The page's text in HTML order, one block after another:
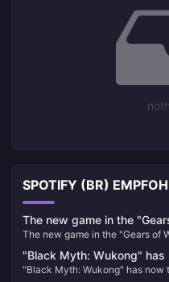
SPOTIFY (BR)
The new game in the
E-Day" is officially
The new game in the "Gears of
"Black Myth: Wukong"
order/best-selling list on
"Black Myth: Wukong" has